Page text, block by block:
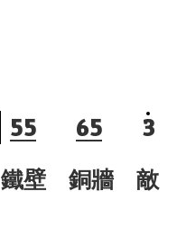
55 65 3
鐵壁 銅牆 敵